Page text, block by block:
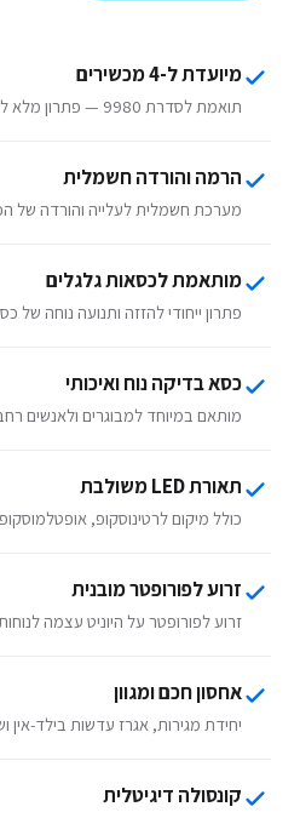
מיועדת ל-4 מכשירים
תואמת לסדרת 9980 — פתרון מלא לחדר הבדיקה.
הרמה והורדה חשמלית
מערכת חשמלית לעלייה והורדה של
מותאמת לכסאות גלגלים
פתרון ייחודי להזזה ותנועה נוחה של
כסא בדיקה נוח ואיכותי
מותאם במיוחד למבוגרים ולאנשים
תאורת LED משולבת
כולל מיקום לרטינוסקופ,
זרוע לפורופטר מובנית
זרוע לפורופטר על היוניט עצמה
אחסון חכם ומגוון
יחידת מגירות, אגרז עדשות בילד-אין
קונסולה דיגיטלית